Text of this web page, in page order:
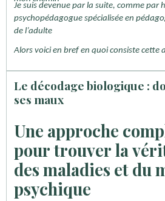
Je suis devenue par la suite, comme par
psychopédagogue spécialisée en
de l’adulte
Alors voici en bref en quoi consiste cette
Le décodage biologique :
ses maux
Une approche
pour trouver la
des maladies et du
psychique